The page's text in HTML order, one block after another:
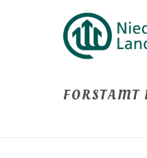
FORSTAMT